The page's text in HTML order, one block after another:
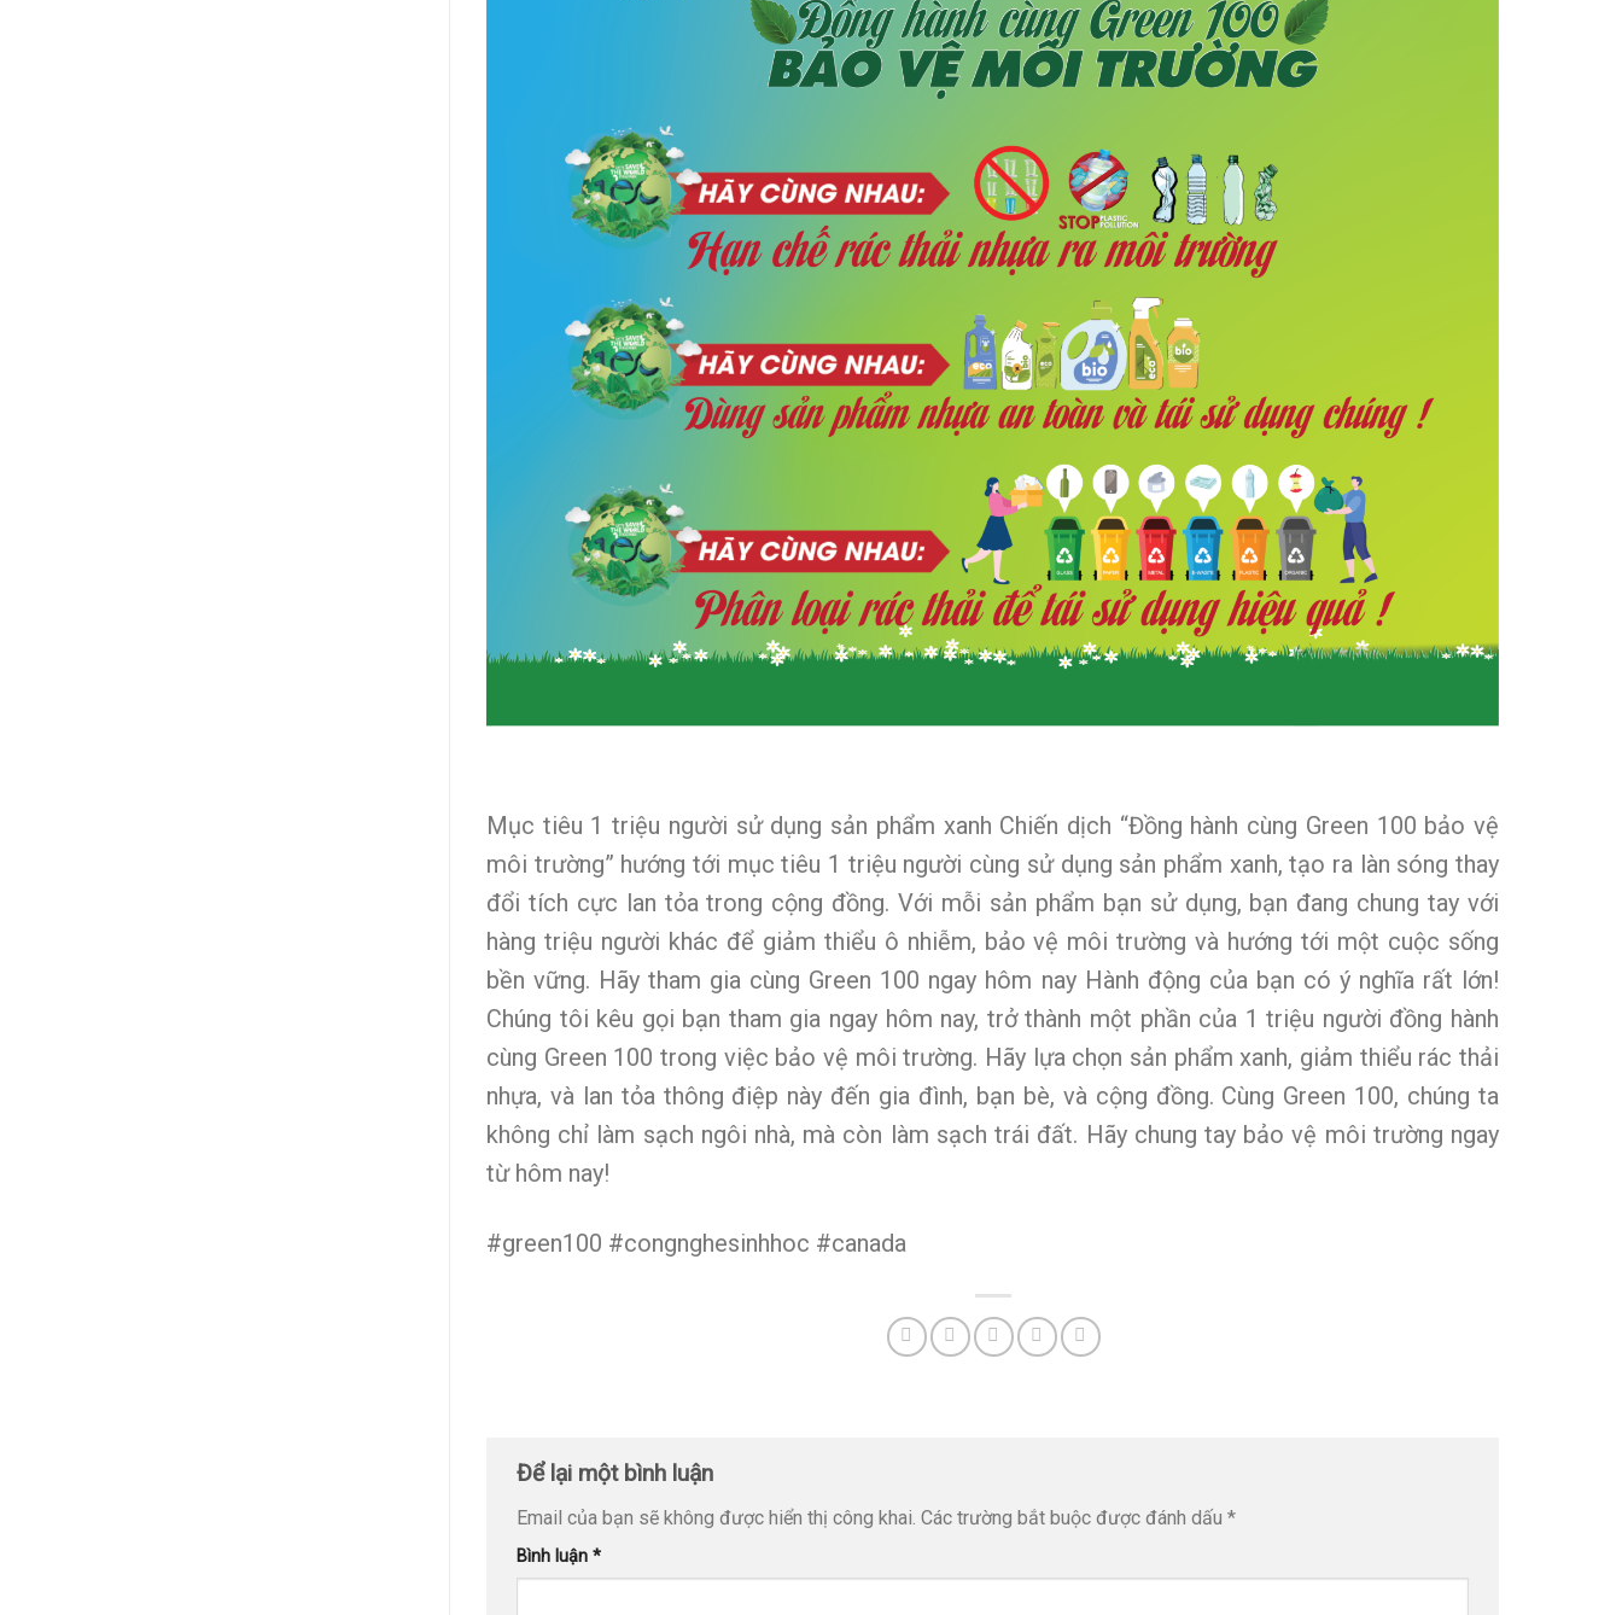
Mục tiêu 1 triệu người sử dụng sản phẩm xanh Chiến dịch “Đồng hành cùng Green 100 bảo vệ
môi trường” hướng tới mục tiêu 1 triệu người cùng sử dụng sản phẩm xanh, tạo ra làn sóng thay
đổi tích cực lan tỏa trong cộng đồng. Với mỗi sản phẩm bạn sử dụng, bạn đang chung tay với
hàng triệu người khác để giảm thiểu ô nhiễm, bảo vệ môi trường và hướng tới một cuộc sống
bền vững. Hãy tham gia cùng Green 100 ngay hôm nay Hành động của bạn có ý nghĩa rất lớn!
Chúng tôi kêu gọi bạn tham gia ngay hôm nay, trở thành một phần của 1 triệu người đồng hành
cùng Green 100 trong việc bảo vệ môi trường. Hãy lựa chọn sản phẩm xanh, giảm thiểu rác thải
nhựa, và lan tỏa thông điệp này đến gia đình, bạn bè, và cộng đồng. Cùng Green 100, chúng ta
không chỉ làm sạch ngôi nhà, mà còn làm sạch trái đất. Hãy chung tay bảo vệ môi trường ngay
từ hôm nay!
#green100 #congnghesinhhoc #canada
Để lại một bình luận
Email của bạn sẽ không được hiển thị công khai. Các trường bắt buộc được đánh dấu *
Bình luận *